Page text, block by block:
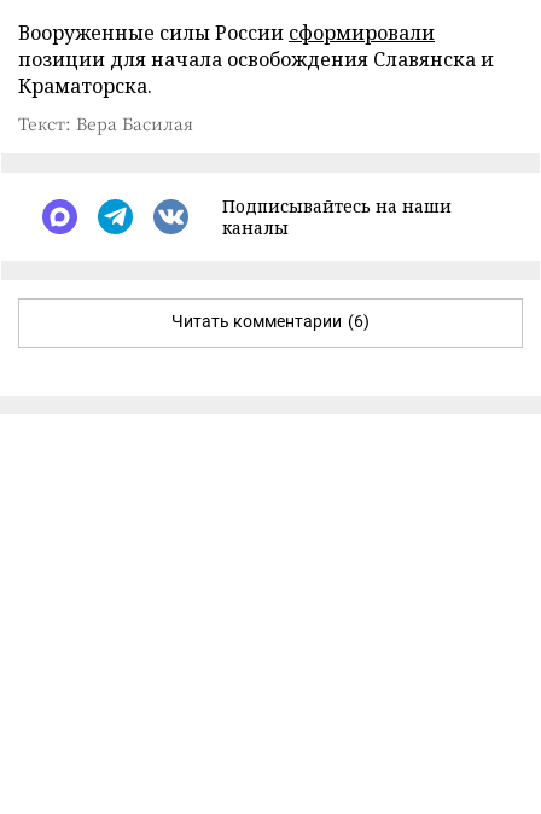
Вооруженные силы России сформировали
позиции для начала освобождения Славянска и
Краматорска.
Текст: Вера Басилая
Подписывайтесь на наши
каналы
Читать комментарии (6)